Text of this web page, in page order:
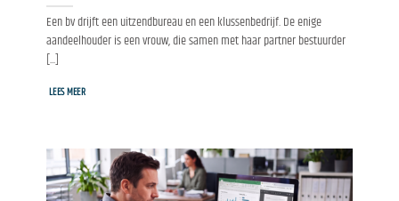
Een bv drijft een uitzendbureau en een klussenbedrijf. De enige
aandeelhouder is een vrouw, die samen met haar partner bestuurder
[...]
LEES MEER